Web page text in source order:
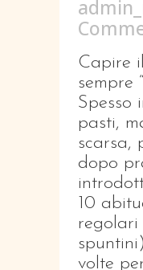
Capire
sempre
Spesso
pasti,
scarsa,
dopo
10
regolari
volte